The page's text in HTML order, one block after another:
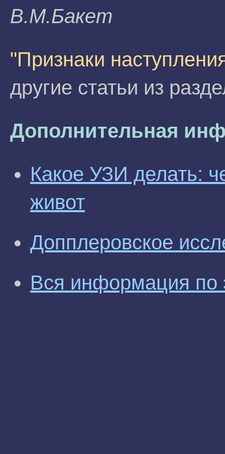
B.M.Бaкeт
"Признаки
другие статьи из
Дополнительная
Какое УЗИ делать:
живот
Допплеровское
Вся информация по